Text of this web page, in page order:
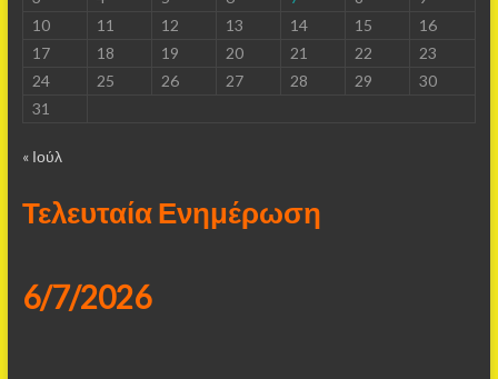
10
11 12 13 14 15
16
17
18 19 20 21 22
23
24
25 26 27 28 29
30
31
« Ιούλ
Τελευταία Ενημέρωση
6/7/2026